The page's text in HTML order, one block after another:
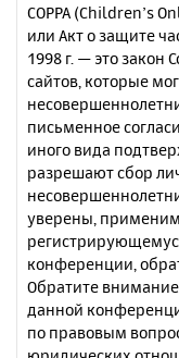
COPPA (Children’s
или Акт о защите
1998 г. — это
сайтов, которые
письменное
иного вида
разрешают сбор
уверены,
конференции,
Обратите
данной
по правовым